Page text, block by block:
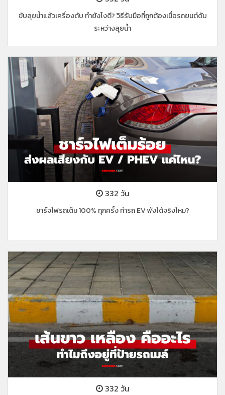
ขับลุยน้ำแล้วเครื่องดับ ทำยังไงดี? วิธีรับมือที่ถูกต้องเมื่อรถยนต์ดับ
ระหว่างลุยน้ำ
332 วัน
ชาร์จไฟรถเต็ม 100% ทุกครั้ง ทำรถ EV พังได้จริงไหม?
332 วัน